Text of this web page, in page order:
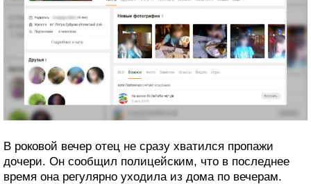
В роковой вечер отец не сразу хватился пропажи
дочери. Он сообщил полицейским, что в последнее
время она регулярно уходила из дома по вечерам.